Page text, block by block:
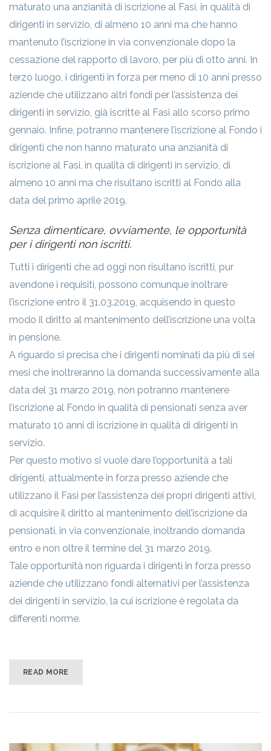
maturato una anzianità di iscrizione al Fasi, in qualità di
dirigenti in servizio, di almeno 10 anni ma che hanno
mantenuto l’iscrizione in via convenzionale dopo la
cessazione del rapporto di lavoro, per più di otto anni. In
terzo luogo, i dirigenti in forza per meno di 10 anni presso
aziende che utilizzano altri fondi per l’assistenza dei
dirigenti in servizio, già iscritte al Fasi allo scorso primo
gennaio. Infine, potranno mantenere l’iscrizione al Fondo i
dirigenti che non hanno maturato una anzianità di
iscrizione al Fasi, in qualità di dirigenti in servizio, di
almeno 10 anni ma che risultano iscritti al Fondo alla
data del primo aprile 2019.
Senza dimenticare, ovviamente, le opportunità
per i dirigenti non iscritti.
Tutti i dirigenti che ad oggi non risultano iscritti, pur
avendone i requisiti, possono comunque inoltrare
l’iscrizione entro il 31.03.2019, acquisendo in questo
modo il diritto al mantenimento dell’iscrizione una volta
in pensione.
A riguardo si precisa che i dirigenti nominati da più di sei
mesi che inoltreranno la domanda successivamente alla
data del 31 marzo 2019, non potranno mantenere
l’iscrizione al Fondo in qualità di pensionati senza aver
maturato 10 anni di iscrizione in qualità di dirigenti in
servizio.
Per questo motivo si vuole dare l’opportunità a tali
dirigenti, attualmente in forza presso aziende che
utilizzano il Fasi per l’assistenza dei propri dirigenti attivi,
di acquisire il diritto al mantenimento dell’iscrizione da
pensionati, in via convenzionale, inoltrando domanda
entro e non oltre il termine del 31 marzo 2019.
Tale opportunità non riguarda i dirigenti in forza presso
aziende che utilizzano fondi alternativi per l’assistenza
dei dirigenti in servizio, la cui iscrizione è regolata da
differenti norme.
READ MORE